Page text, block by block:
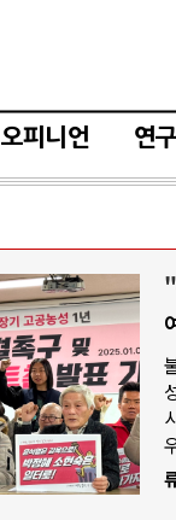
오피니언 연
AI와 인간
중국 AI, 저가 공세로
AI 국부펀드 구상 놓
AI 데이터센터 반대
AI의 숨은 환경 비용: